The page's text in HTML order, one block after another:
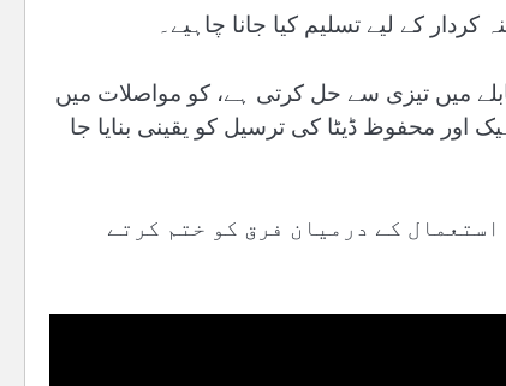
کے لیے تسلیم کیا جانا چاہیے۔
میں تیزی سے حل کرتی ہے، کو مواصلات میں
اور محفوظ ڈیٹا کی ترسیل کو یقینی بنایا جا
کے درمیان فرق کو ختم کرتے